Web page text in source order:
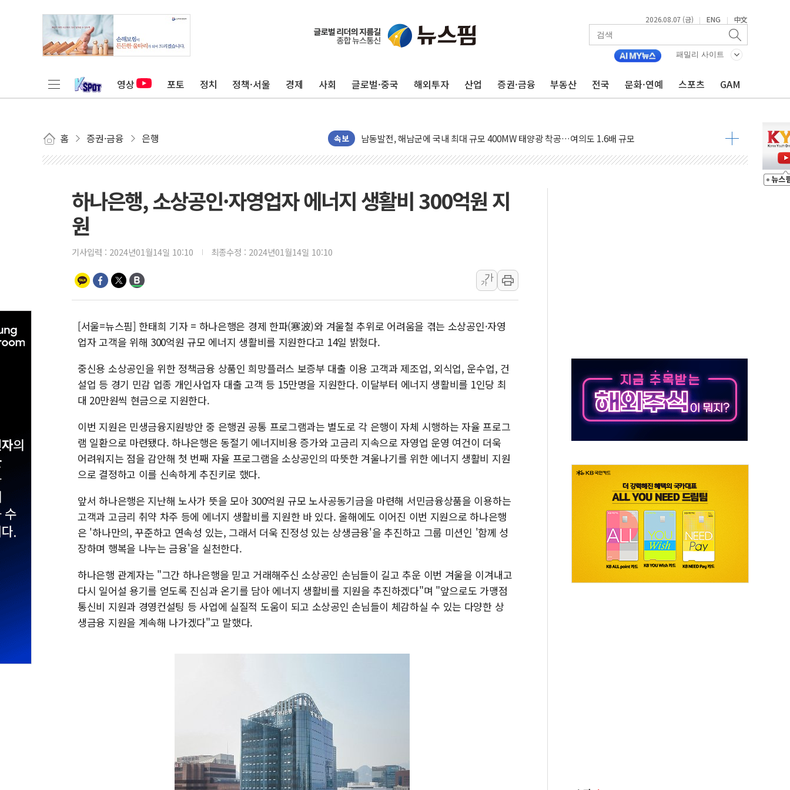
2026.08.07 (금) | ENG | 中文
패밀리 사이트
영상 포토 정치 정책·서울 경제 사회 글로벌·중국 해외투자 산업 증권·금융 부동산 전국 문화·연예 스포츠 GAM
홈 증권·금융 은행 속보
[사진] 빈살만과 에르도안의 만남
남동발전, 해남군에 국내 최대 규모 400MW 태양광 착공…여의도 1.6배 규모
[인도증시] 중동 불안 속 유가 상승에 소폭 하락...금융주 낙폭 커
폭염 누그러지고 가뭄 숙지나...경북동해안권 8~9일 최대 100mm 호우
사우디·튀르키예·파키스탄, '공동방위협정' 체결… 수니파 국가들의 새 안보 협력 구도
[코인시황] 비트코인 6만4000달러대 횡보…고래·ETF 매수에도 고유가·금리·입법 지연 '삼중 부담'
[베트남 증시] 유동성 부진 지속, 강보합 마감...석유·가스주 올랐지만 빈그룹이 상쇄
후티 반군, 예멘 정부군과 사우디 동시 공격… 위기 고조되는 또 다른 중동 화약고
42.5도 역대급 폭염…동물들도 특별식으로 여름나기 [뉴스핌 줌인]
경찰, 9월부터 '가족 사건' 못 맡는다…상피제 실시
포스코홀딩스, 포스코인터·DX 지분 일부 매각
40.2도 찍은 서울 등 폭염중대경보 해제…누적 온열질환자 2872명
"文정부 악몽 재현 안돼"...李 부동산 세제안에 與 내부서 '총선·대선 직격탄' 우려
하나은행, 소상공인·자영업자 에너지 생활비 300억원 지
원
기사입력 : 2024년01월14일 10:10 최종수정 : 2024년01월14일 10:10
가
가
[서울=뉴스핌] 한태희 기자 = 하나은행은 경제 한파(寒波)와 겨울철 추위로 어려움을 겪는 소상공인·자영
업자 고객을 위해 300억원 규모 에너지 생활비를 지원한다고 14일 밝혔다.
중신용 소상공인을 위한 정책금융 상품인 희망플러스 보증부 대출 이용 고객과 제조업, 외식업, 운수업, 건
설업 등 경기 민감 업종 개인사업자 대출 고객 등 15만명을 지원한다. 이달부터 에너지 생활비를 1인당 최
대 20만원씩 현금으로 지원한다.
이번 지원은 민생금융지원방안 중 은행권 공통 프로그램과는 별도로 각 은행이 자체 시행하는 자율 프로그
램 일환으로 마련됐다. 하나은행은 동절기 에너지비용 증가와 고금리 지속으로 자영업 운영 여건이 더욱
어려워지는 점을 감안해 첫 번째 자율 프로그램을 소상공인의 따뜻한 겨울나기를 위한 에너지 생활비 지원
으로 결정하고 이를 신속하게 추진키로 했다.
앞서 하나은행은 지난해 노사가 뜻을 모아 300억원 규모 노사공동기금을 마련해 서민금융상품을 이용하는
고객과 고금리 취약 차주 등에 에너지 생활비를 지원한 바 있다. 올해에도 이어진 이번 지원으로 하나은행
은 '하나만의, 꾸준하고 연속성 있는, 그래서 더욱 진정성 있는 상생금융'을 추진하고 그룹 미션인 '함께 성
장하며 행복을 나누는 금융'을 실천한다.
하나은행 관계자는 "그간 하나은행을 믿고 거래해주신 소상공인 손님들이 길고 추운 이번 겨울을 이겨내고
다시 일어설 용기를 얻도록 진심과 온기를 담아 에너지 생활비를 지원을 추진하겠다"며 "앞으로도 가맹점
통신비 지원과 경영컨설팅 등 사업에 실질적 도움이 되고 소상공인 손님들이 체감하실 수 있는 다양한 상
생금융 지원을 계속해 나가겠다"고 말했다.